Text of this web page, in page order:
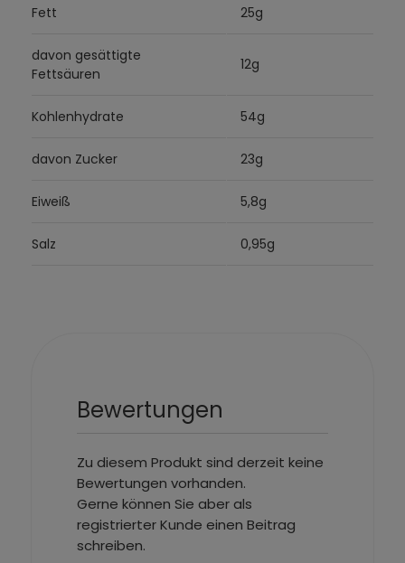
Fett 25g
davon gesättigte
Fettsäuren
12g
Kohlenhydrate 54g
davon Zucker 23g
Eiweiß 5,8g
Salz 0,95g
Bewertungen
Zu diesem Produkt sind derzeit keine
Bewertungen vorhanden.
Gerne können Sie aber als
registrierter Kunde einen Beitrag
schreiben.